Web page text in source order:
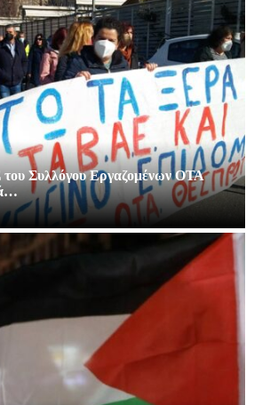
Συλλόγου Εργαζομένων ΟΤΑ